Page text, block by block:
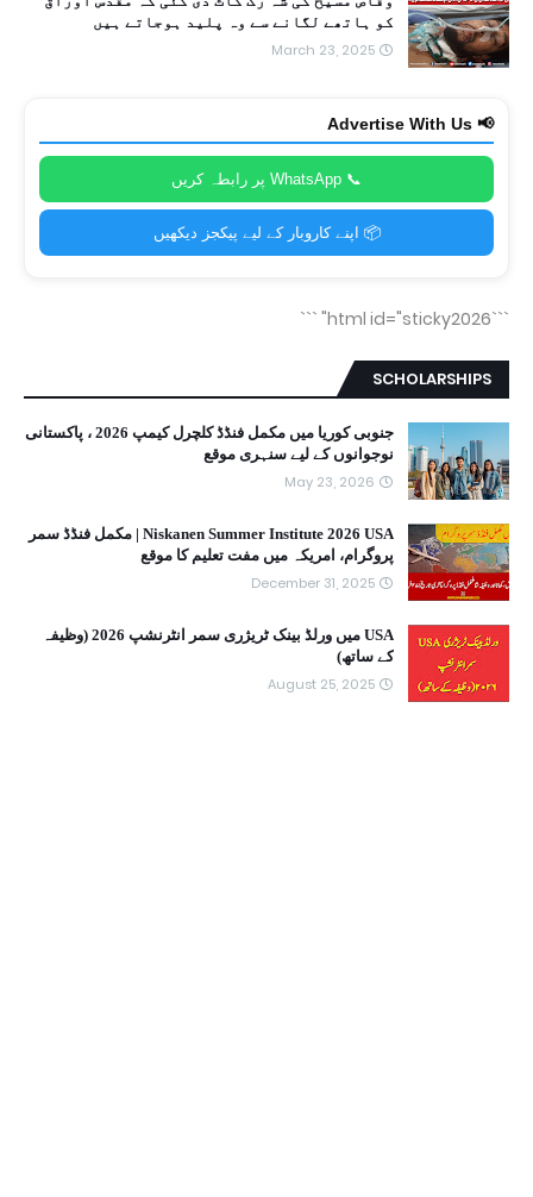
کو ہاتھے لگانے سے وہ پلید ہوجاتے ہیں
March 23, 2025
📢 Advertise With Us
📞 WhatsApp پر رابطہ کریں
📦 اپنے کاروبار کے لیے پیکجز دیکھیں
```html id="sticky2026"
```
SCHOLARSHIPS
جنوبی کوریا میں مکمل فنڈڈ کلچرل کیمپ 2026 ، پاکستانی
نوجوانوں کے لیے سنہری موقع
May 23, 2026
Niskanen Summer Institute 2026 USA | مکمل فنڈڈ سمر
پروگرام، امریکہ میں مفت تعلیم کا موقع
December 31, 2025
USA میں ورلڈ بینک ٹریژری سمر انٹرنشپ 2026 (وظیفہ
کے ساتھ)
August 25, 2025